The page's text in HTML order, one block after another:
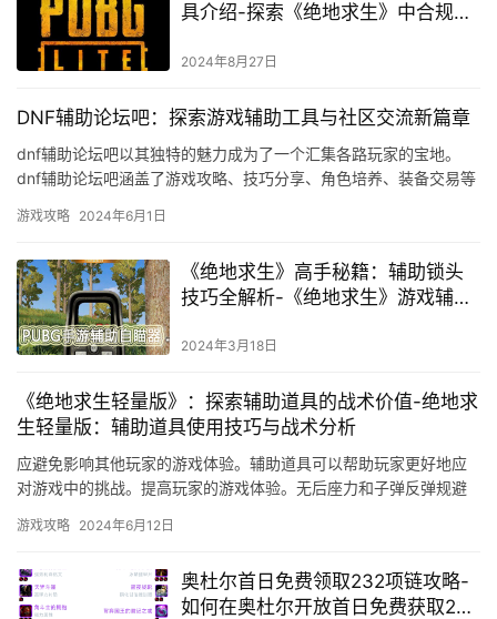
具介绍-探索《绝地求生》中合规的
2024年8月27日
DNF辅助论坛吧：探索游戏辅助工具与社区交流新篇章
dnf辅助论坛吧以其独特的魅力成为了一个汇集各路玩家的宝地。
dnf辅助论坛吧涵盖了游戏攻略、技巧分享、角色培养、装备交易等
游戏攻略 2024年6月1日
《绝地求生》高手秘籍：辅助锁头
技巧全解析-《绝地求生》游戏辅助
诀
2024年3月18日
《绝地求生轻量版》：探索辅助道具的战术价值-绝地求
生轻量版：辅助道具使用技巧与战术分析
应避免影响其他玩家的游戏体验。辅助道具可以帮助玩家更好地应
对游戏中的挑战。提高玩家的游戏体验。无后座力和子弹反弹规避
游戏攻略 2024年6月12日
奥杜尔首日免费领取232项链攻略-
如何在奥杜尔开放首日免费获取232